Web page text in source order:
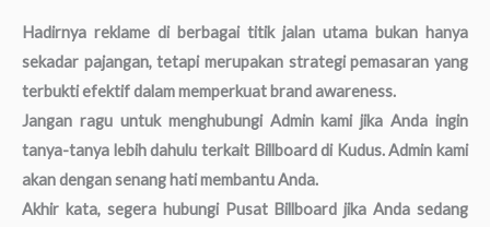
Hadirnya reklame di berbagai titik jalan utama bukan hanya
sekadar pajangan, tetapi merupakan strategi pemasaran yang
terbukti efektif dalam memperkuat brand awareness.
Jangan ragu untuk menghubungi Admin kami jika Anda ingin
tanya-tanya lebih dahulu terkait Billboard di Kudus. Admin kami
akan dengan senang hati membantu Anda.
Akhir kata, segera hubungi Pusat Billboard jika Anda sedang